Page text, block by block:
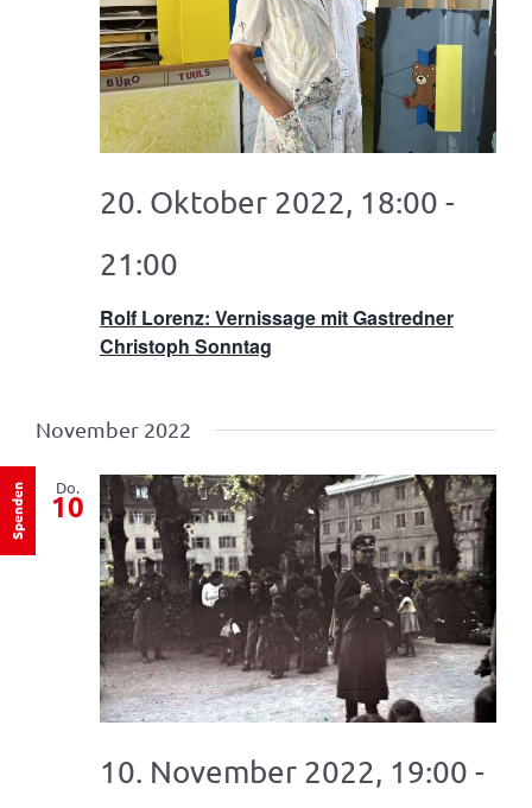
Rolf Lorenz: Vernissage mit Gastredner
Christoph Sonntag
20. Oktober 2022, 18:00 -
21:00
November 2022
Do.
10
10. November 2022, 19:00 -
Spenden